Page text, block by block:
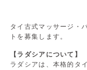
タイ古式マッサージ・
トを募集します。
【ラダシアについて】
ラダシアは、本格的タ